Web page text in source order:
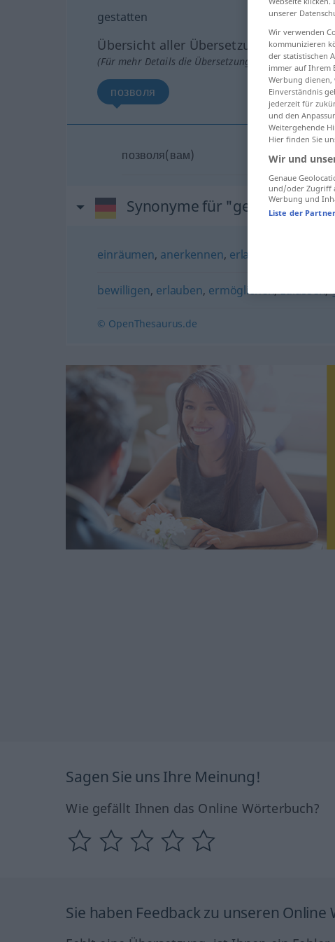
gestatten
Übersicht aller Übersetzungen
(Für mehr Details die Übersetzung anklicken/
позволя
позволя(вам)
Synonyme für "gestatten"
einräumen, anerkennen, erlauben
bewilligen, erlauben, ermöglichen,zulassen,
© OpenThesaurus.de
Sagen Sie uns Ihre Meinung!
Wie gefällt Ihnen das Online Wörterbuch?
Sie haben Feedback zu unseren
unserer
Wir verwenden
kommunizieren
der statistischen
immer auf Ihrem
Werbung dienen,
Einverständnis
jederzeit für
und den
Weitergehende
Hier finden Sie
Wir und
Genaue
und/oder Zugriff
Werbung und
Liste der